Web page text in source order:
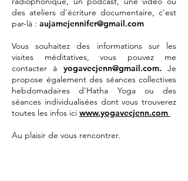
des ateliers d'écriture documentaire, c'est
par-là : aujamejennifer@gmail.com
Vous souhaitez des informations sur les
visites méditatives, vous pouvez me
contacter à yogavecjenn@gmail.com.Je
propose également des séances collectives
hebdomadaires d'Hatha Yoga ou des
séances individualisées dont vous trouverez
toutes les infos ici www.yogavecjenn.com
Au plaisir de vous rencontrer.